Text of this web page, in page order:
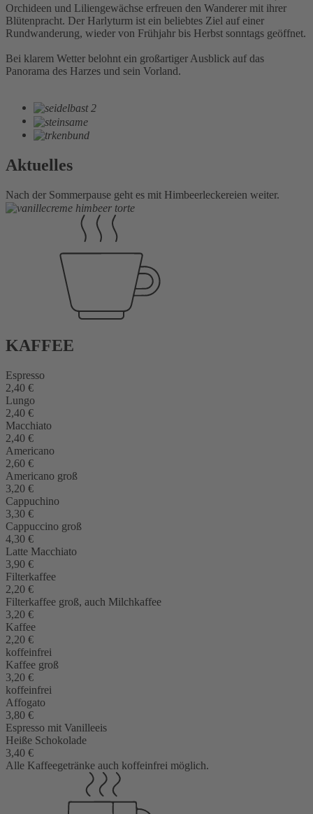
Orchideen und Liliengewächse erfreuen den Wanderer mit ihrer
Blütenpracht. Der Harlyturm ist ein beliebtes Ziel auf einer
Rundwanderung, wieder von Frühjahr bis Herbst sonntags geöffnet.
Bei klarem Wetter belohnt ein großartiger Ausblick auf das
Panorama des Harzes und sein Vorland.
Aktuelles
Nach der Sommerpause geht es mit Himbeerleckereien weiter.
KAFFEE
Espresso
2,40 €
Lungo
2,40 €
Macchiato
2,40 €
Americano
2,60 €
Americano groß
3,20 €
Cappuchino
3,30 €
Cappuccino groß
4,30 €
Latte Macchiato
3,90 €
Filterkaffee
2,20 €
Filterkaffee groß, auch Milchkaffee
3,20 €
Kaffee
2,20 €
koffeinfrei
Kaffee groß
3,20 €
koffeinfrei
Affogato
3,80 €
Espresso mit Vanilleeis
Heiße Schokolade
3,40 €
Alle Kaffeegetränke auch koffeinfrei möglich.